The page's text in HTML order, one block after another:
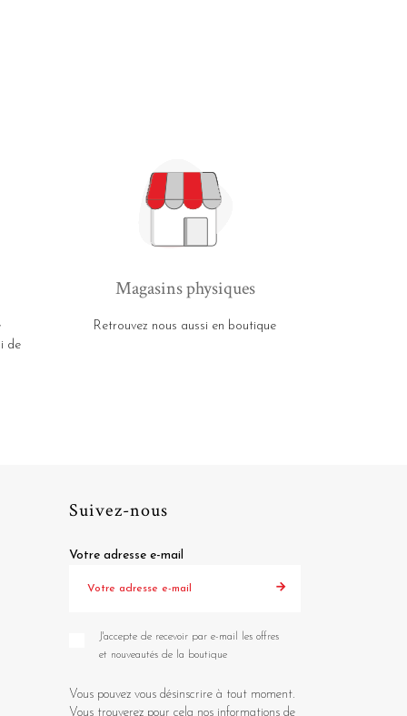
de
Magasins physiques
Retrouvez nous aussi en boutique
Suivez-nous
Votre adresse e-mail
J'accepte de recevoir par e-mail les offres
et nouveautés de la boutique
Vous pouvez vous désinscrire à tout moment.
Vous trouverez pour cela nos informations de